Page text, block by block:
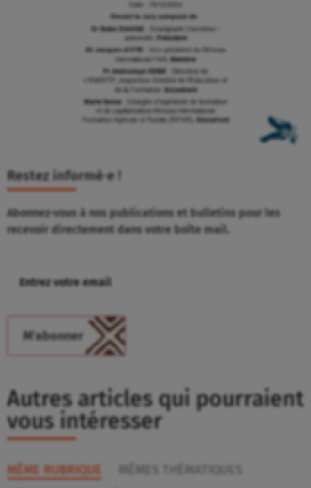
Restez informé⸱e !
Abonnez-vous à nos publications et bulletins pour les
recevoir directement dans votre boîte mail.
Autres articles qui pourraient
vous intéresser
MÊME RUBRIQUE